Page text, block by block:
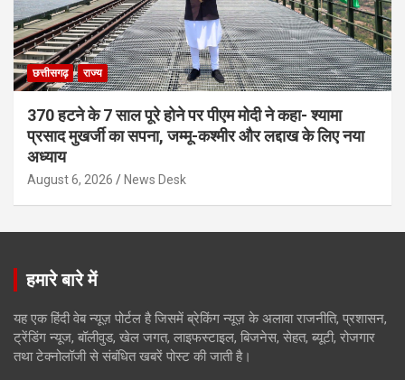
छत्तीसगढ़ राज्य
370 हटने के 7 साल पूरे होने पर पीएम मोदी ने कहा- श्यामा
प्रसाद मुखर्जी का सपना, जम्मू-कश्मीर और लद्दाख के लिए नया
अध्याय
August 6, 2026 News Desk
हमारे बारे में
यह एक हिंदी वेब न्यूज़ पोर्टल है जिसमें ब्रेकिंग न्यूज़ के अलावा राजनीति, प्रशासन,
ट्रेंडिंग न्यूज, बॉलीवुड, खेल जगत, लाइफस्टाइल, बिजनेस, सेहत, ब्यूटी, रोजगार
तथा टेक्नोलॉजी से संबंधित खबरें पोस्ट की जाती है।